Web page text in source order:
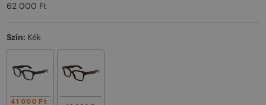
62 000 Ft
Szín: Kék
41 000 Ft